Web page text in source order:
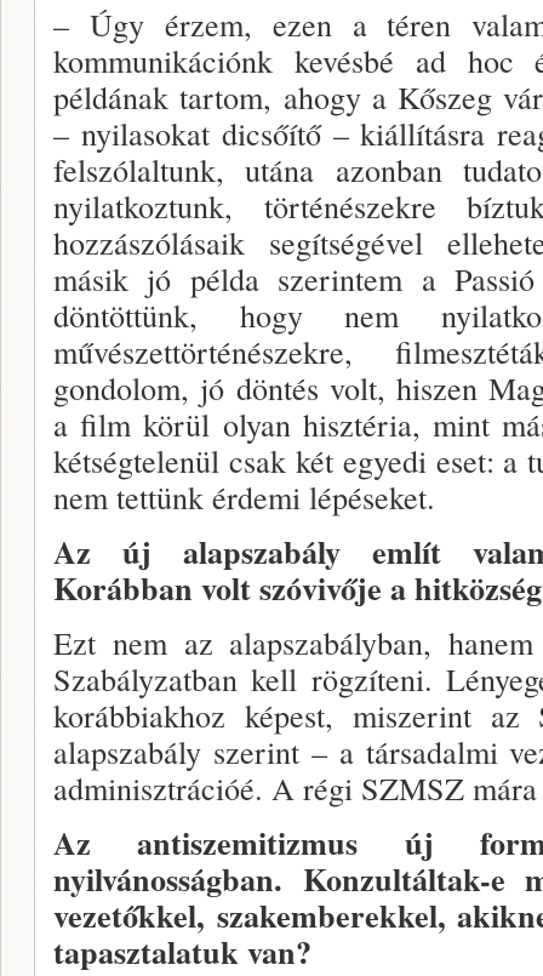
– Úgy érzem, ezen a téren
kommunikáci­ónk kevésbé ad hoc
példának tartom, ahogy a Kőszeg
– nyilasokat dicsőítő – kiállításra
felszólaltunk, utána azonban
nyilatkoztunk, történészekre
hozzászólásaik segítségével
másik jó példa szerintem a
döntöttünk, hogy nem
művészettörténészekre,
gondolom, jó döntés volt, hiszen
a film körül olyan hisztéria, mint
kétségtelenül csak két egyedi eset: a
nem tettünk érdemi lépéseket.
Az új alapszabály említ
Korábban volt szóvivője a
Ezt nem az alapszabályban,
Szabályzatban kell rögzíteni.
korábbiakhoz képest, miszerint
alapszabály szerint – a társadalmi
adminisztrációé. A régi SZMSZ
Az antiszemitizmus új
nyilvánosságban. Konzultáltak-e
vezetőkkel, szakemberekkel,
tapaszta­latuk van?